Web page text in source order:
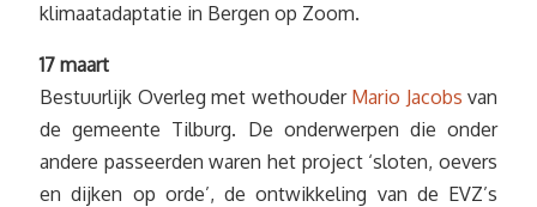
klimaatadaptatie in Bergen op Zoom.
17 maart
Bestuurlijk Overleg met wethouder Mario Jacobs van
de gemeente Tilburg. De onderwerpen die onder
andere passeerden waren het project ‘sloten, oevers
en dijken op orde’, de ontwikkeling van de EVZ’s